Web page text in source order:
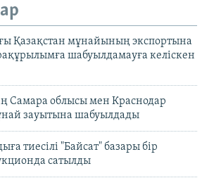
Қазақстан мұнайының экспортына
шабуылдамауға келіскен
Самара облысы мен Краснодар
зауытына шабуылдады
тиесілі "Байсат" базары бір
сатылды